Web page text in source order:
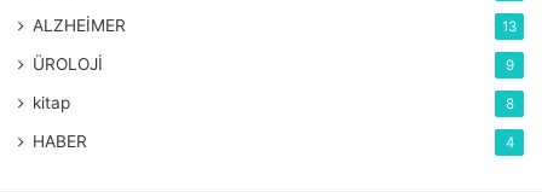
uygulanmakta. Yürütülen çalışmalar, bu uygulamaların hem
hastalık yükünü hem de hastane yatışlarını azaltmada etkili
olduğunu gösteriyor” dedi
Ebeveynlerde RSV farkındalığı güçlenmeli
ALZHEİMER 13
ÜROLOJİ 9
kitap 8
HABER 4